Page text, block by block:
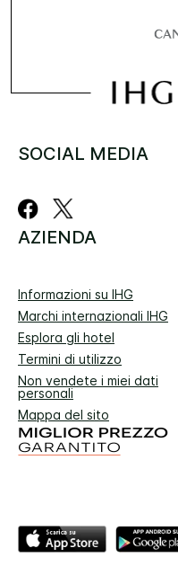
SOCIAL MEDIA
AZIENDA
Informazioni su IHG
Marchi internazionali IHG
Esplora gli hotel
Termini di utilizzo
Non vendete i miei dati
personali
Mappa del sito